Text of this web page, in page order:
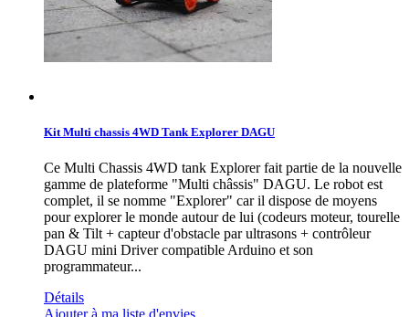
Kit Multi chassis 4WD Tank Explorer DAGU
Ce Multi Chassis 4WD tank Explorer fait partie de la nouvelle
gamme de plateforme "Multi châssis" DAGU. Le robot est
complet, il se nomme "Explorer" car il dispose de moyens
pour explorer le monde autour de lui (codeurs moteur, tourelle
pan & Tilt + capteur d'obstacle par ultrasons + contrôleur
DAGU mini Driver compatible Arduino et son
programmateur...
Détails